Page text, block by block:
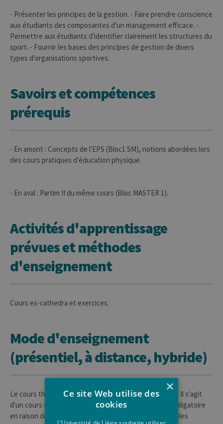
- Présenter les principes de la gestion. - Faire prendre conscience
aux étudiants des composantes d'un management efficace. -
Permettre aux étudiants d'identifier clairement les structures du
sport. - Fournir les bases des principes de gestion de divers
types d'organisations sportives.
Savoirs et compétences
prérequis
- En amont : Concepts de l'EPS (Bloc1 SM), notions abordées lors
des cours pratiques d'éducation physique.
- En aval : Partim II du même cours (Bloc MASTER 1).
Activités d'apprentissage
prévues et méthodes
d'enseignement
Cours ex-cathedra et exercices.
Mode d'enseignement
(présentiel, à distance, hybride)
Le cours théorique se donne au premier quadrimestre. Il s'agit
d'un cours en présentiel pour lequel la présence est obligatoire
en raison des exercices réalisés en classe. De plus amples
×
Ce site Web utilise des
cookies
L’Université de Liège souhaite utiliser